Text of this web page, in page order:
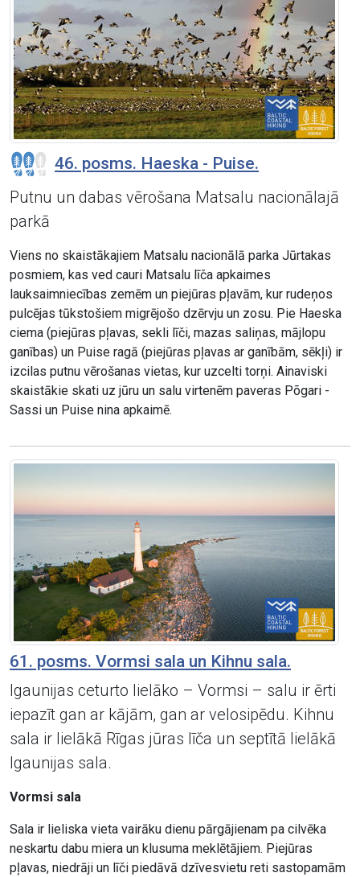
46. posms. Haeska - Puise.
Putnu un dabas vērošana Matsalu nacionālajā
parkā
Viens no skaistākajiem Matsalu nacionālā parka Jūrtakas
posmiem, kas ved cauri Matsalu līča apkaimes
lauksaimniecības zemēm un piejūras pļavām, kur rudeņos
pulcējas tūkstošiem migrējošo dzērvju un zosu. Pie Haeska
ciema (piejūras pļavas, sekli līči, mazas saliņas, mājlopu
ganības) un Puise ragā (piejūras pļavas ar ganībām, sēkļi) ir
izcilas putnu vērošanas vietas, kur uzcelti torņi. Ainaviski
skaistākie skati uz jūru un salu virtenēm paveras Põgari -
Sassi un Puise nina apkaimē.
61. posms. Vormsi sala un Kihnu sala.
Igaunijas ceturto lielāko – Vormsi – salu ir ērti
iepazīt gan ar kājām, gan ar velosipēdu. Kihnu
sala ir lielākā Rīgas jūras līča un septītā lielākā
Igaunijas sala.
Vormsi sala
Sala ir lieliska vieta vairāku dienu pārgājienam pa cilvēka
neskartu dabu miera un klusuma meklētājiem. Piejūras
pļavas, niedrāji un līči piedāvā dzīvesvietu reti sastopamām